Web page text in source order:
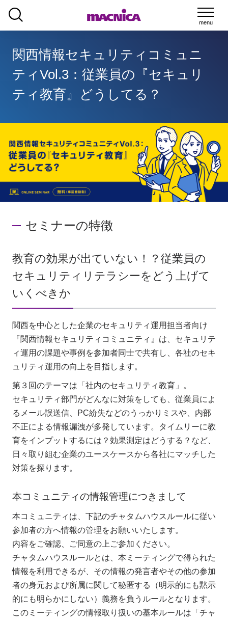
関西情報セキュリティコミュニ
ティVol.3：従業員の『セキュリ
ティ教育』どうしてる？
セミナーの特徴
教育の効果が出ていない！？従業員の
セキュリティリテラシーをどう上げて
いくべきか
関西を中心とした企業のセキュリティ運用担当者向け
『関西情報セキュリティコミュニティ』は、セキュリテ
ィ運用の課題や事例を参加者同士で共有し、各社のセキ
ュリティ運用の向上を目指します。
第３回のテーマは「社内のセキュリティ教育」。
セキュリティ部門がどんなに対策をしても、従業員によ
るメール誤送信、PC紛失などのうっかりミスや、内部
不正による情報漏洩が多発しています。タイムリーに教
育をインプットするには？効果測定はどうする？など、
日々取り組む企業のユースケースから各社にマッチした
対策を探ります。
本コミュニティの情報管理につきまして
本コミュニティは、下記のチャタムハウスルールに従い
参加者の方へ情報の管理をお願いいたします。
内容をご確認、ご同意の上ご参加ください。
チャタムハウスルールとは、本ミーティングで得られた
情報を利用できるが、その情報の発言者やその他の参加
者の身元および所属に関して秘匿する（明示的にも黙示
的にも明らかにしない）義務を負うルールとなります。
このミーティングの情報取り扱いの基本ルールは「チャ